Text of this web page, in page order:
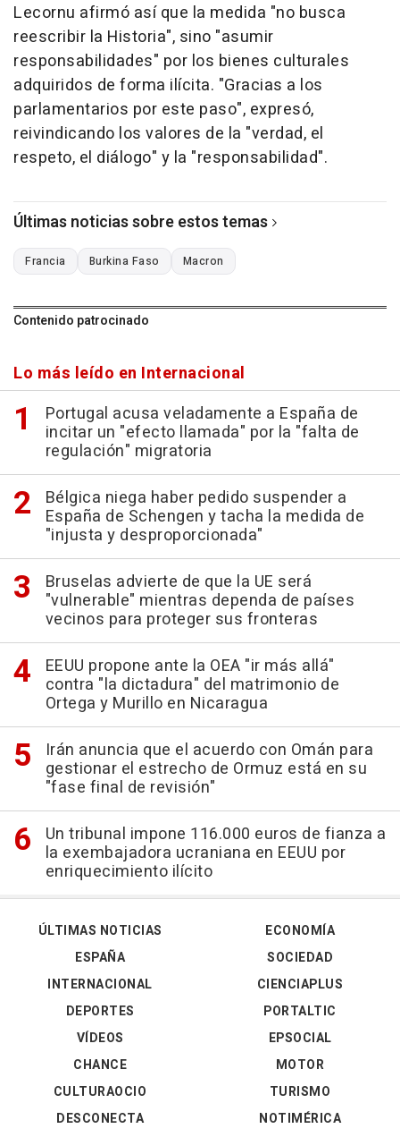
Lecornu afirmó así que la medida "no busca
reescribir la Historia", sino "asumir
responsabilidades" por los bienes culturales
adquiridos de forma ilícita. "Gracias a los
parlamentarios por este paso", expresó,
reivindicando los valores de la "verdad, el
respeto, el diálogo" y la "responsabilidad".
Últimas noticias sobre estos temas
Francia Burkina Faso Macron
Contenido patrocinado
Lo más leído en Internacional
Portugal acusa veladamente a España de
incitar un "efecto llamada" por la "falta de
regulación" migratoria
Bélgica niega haber pedido suspender a
España de Schengen y tacha la medida de
"injusta y desproporcionada"
Bruselas advierte de que la UE será
"vulnerable" mientras dependa de países
vecinos para proteger sus fronteras
EEUU propone ante la OEA "ir más allá"
contra "la dictadura" del matrimonio de
Ortega y Murillo en Nicaragua
Irán anuncia que el acuerdo con Omán para
gestionar el estrecho de Ormuz está en su
"fase final de revisión"
Un tribunal impone 116.000 euros de fianza a
la exembajadora ucraniana en EEUU por
enriquecimiento ilícito
ÚLTIMAS NOTICIAS
ESPAÑA
INTERNACIONAL
DEPORTES
VÍDEOS
ECONOMÍA
SOCIEDAD
CIENCIAPLUS
PORTALTIC
EPSOCIAL
CHANCE
CULTURAOCIO
DESCONECTA
MOTOR
TURISMO
NOTIMÉRICA